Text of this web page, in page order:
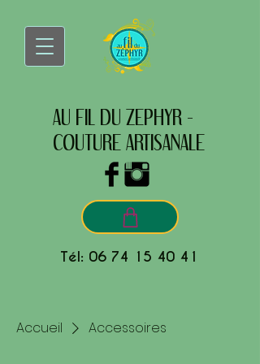
AU FIL DU ZEPHYR -
COUTURE ARTISANALE
Tél: 06 74 15 40 41
Accueil Accessoires